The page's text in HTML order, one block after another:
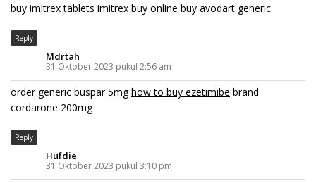
buy imitrex tablets imitrex buy online buy avodart generic
Reply
Mdrtah
31 Oktober 2023 pukul 2:56 am
order generic buspar 5mghow to buy ezetimibe brand
cordarone 200mg
Reply
Hufdie
31 Oktober 2023 pukul 3:10 pm